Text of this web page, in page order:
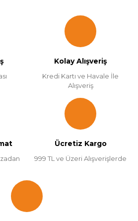
Kolay Alışveriş
Kredi Kartı ve Havale İle
Alışveriş
Ücretiz Kargo
999 TL ve Üzeri Alışverişlerde